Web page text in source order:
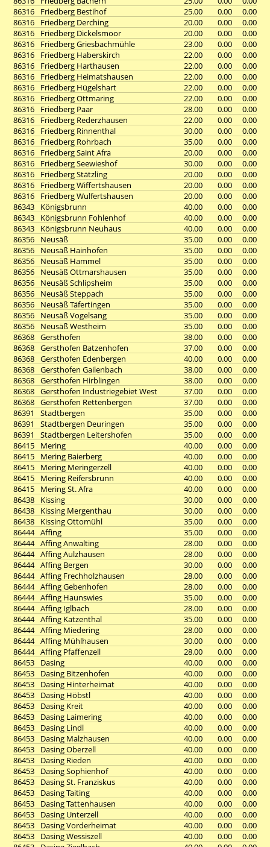
86316
Friedberg Bestihof 25.00 0.00
0.00
86316
Friedberg Derching 20.00 0.00
0.00
86316
Friedberg Dickelsmoor 20.00 0.00
0.00
86316
Friedberg Griesbachmühle 23.00 0.00
0.00
86316
Friedberg Haberskirch 22.00 0.00
0.00
86316
Friedberg Harthausen 22.00 0.00
0.00
86316
Friedberg Heimatshausen 22.00 0.00
0.00
86316
Friedberg Hügelshart 22.00 0.00
0.00
86316
Friedberg Ottmaring 22.00 0.00
0.00
86316
Friedberg Paar 28.00 0.00
0.00
86316
Friedberg Rederzhausen 22.00 0.00
0.00
86316
Friedberg Rinnenthal 30.00 0.00
0.00
86316
Friedberg Rohrbach 35.00 0.00
0.00
86316
Friedberg Saint Afra 20.00 0.00
0.00
86316
Friedberg Seewieshof 30.00 0.00
0.00
86316
Friedberg Stätzling 20.00 0.00
0.00
86316
Friedberg Wiffertshausen 20.00 0.00
0.00
86316
Friedberg Wulfertshausen 20.00 0.00
0.00
86343
Königsbrunn 40.00 0.00
0.00
86343
Königsbrunn Fohlenhof 40.00 0.00
0.00
86343
Königsbrunn Neuhaus 40.00 0.00
0.00
86356
Neusäß 35.00 0.00
0.00
86356
Neusäß Hainhofen 35.00 0.00
0.00
86356
Neusäß Hammel 35.00 0.00
0.00
86356
Neusäß Ottmarshausen 35.00 0.00
0.00
86356
Neusäß Schlipsheim 35.00 0.00
0.00
86356
Neusäß Steppach 35.00 0.00
0.00
86356
Neusäß Täfertingen 35.00 0.00
0.00
86356
Neusäß Vogelsang 35.00 0.00
0.00
86356
Neusäß Westheim 35.00 0.00
0.00
86368 Gersthofen 38.00 0.00
0.00
86368 Gersthofen Batzenhofen 37.00 0.00
0.00
86368 Gersthofen Edenbergen 40.00 0.00
0.00
86368 Gersthofen Gailenbach 38.00 0.00
0.00
86368 Gersthofen Hirblingen 38.00 0.00
0.00
86368 Gersthofen Industriegebiet West 37.00 0.00
0.00
86368 Gersthofen Rettenbergen 37.00 0.00
0.00
86391
Stadtbergen 35.00 0.00
0.00
86391
Stadtbergen Deuringen 35.00 0.00
0.00
86391
Stadtbergen Leitershofen 35.00 0.00
0.00
86415
Mering 40.00 0.00
0.00
86415
Mering Baierberg 40.00 0.00
0.00
86415
Mering Meringerzell 40.00 0.00
0.00
86415
Mering Reifersbrunn 40.00 0.00
0.00
86415
Mering St. Afra 40.00 0.00
0.00
86438
Kissing 30.00 0.00
0.00
86438
Kissing Mergenthau 30.00 0.00
0.00
86438
Kissing Ottomühl 35.00 0.00
0.00
86444 Affing 35.00 0.00
0.00
86444 Affing Anwalting 28.00 0.00
0.00
86444 Affing Aulzhausen 28.00 0.00
0.00
86444 Affing Bergen 30.00 0.00
0.00
86444 Affing Frechholzhausen 28.00 0.00
0.00
86444 Affing Gebenhofen 28.00 0.00
0.00
86444 Affing Haunswies 35.00 0.00
0.00
86444 Affing Iglbach 28.00 0.00
0.00
86444 Affing Katzenthal 35.00 0.00
0.00
86444 Affing Miedering 28.00 0.00
0.00
86444 Affing Mühlhausen 30.00 0.00
0.00
86444 Affing Pfaffenzell 28.00 0.00
0.00
86453
Dasing 40.00 0.00
0.00
86453
Dasing Bitzenhofen 40.00 0.00
0.00
86453
Dasing Hinterheimat 40.00 0.00
0.00
86453
Dasing Höbstl 40.00 0.00
0.00
86453
Dasing Kreit 40.00 0.00
0.00
86453
Dasing Laimering 40.00 0.00
0.00
86453
Dasing Lindl 40.00 0.00
0.00
86453
Dasing Malzhausen 40.00 0.00
0.00
86453
Dasing Oberzell 40.00 0.00
0.00
86453
Dasing Rieden 40.00 0.00
0.00
86453
Dasing Sophienhof 40.00 0.00
0.00
86453
Dasing St. Franziskus 40.00 0.00
0.00
86453
Dasing Taiting 40.00 0.00
0.00
86453
Dasing Tattenhausen 40.00 0.00
0.00
86453
Dasing Unterzell 40.00 0.00
0.00
86453
Dasing Vorderheimat 40.00 0.00
0.00
86453
Dasing Wessiszell 40.00 0.00
0.00